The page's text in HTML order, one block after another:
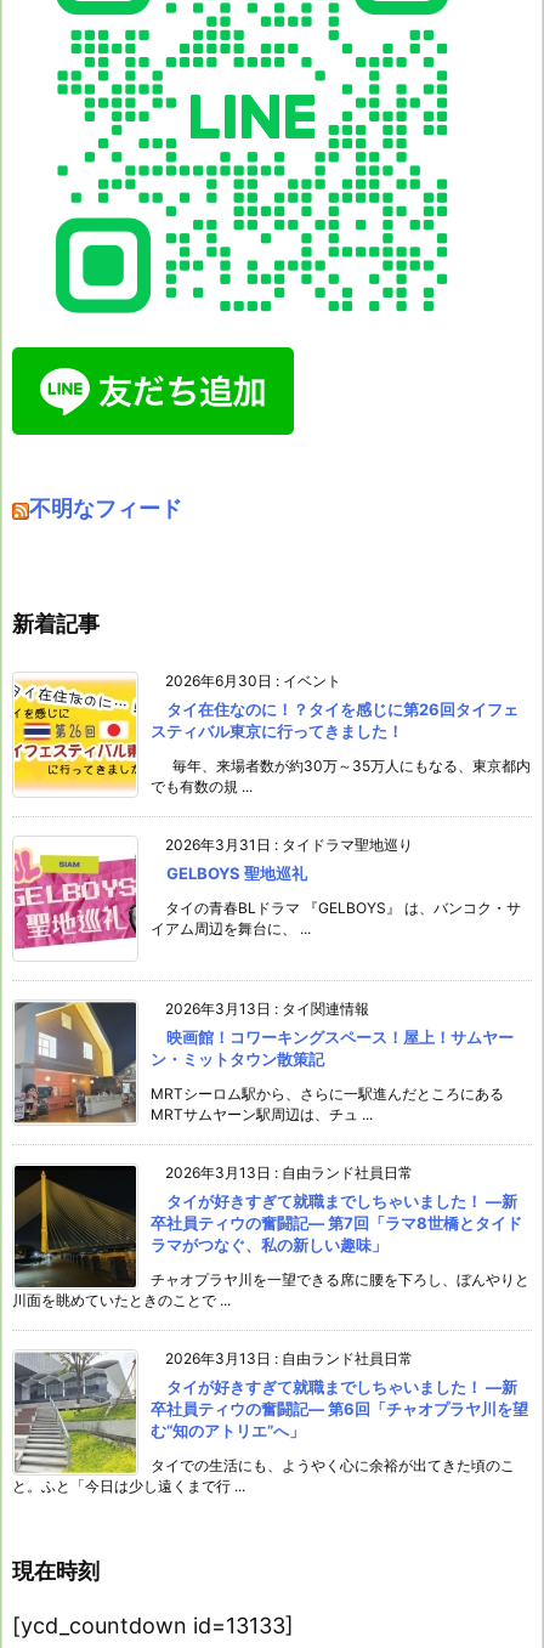
不明なフィード
新着記事
2026年6月30日 : イベント
タイ在住なのに！？タイを感じに第26回タイフェ
スティバル東京に行ってきました！
毎年、来場者数が約30万～35万人にもなる、東京都内
でも有数の規 ...
2026年3月31日 : タイドラマ聖地巡り
GELBOYS 聖地巡礼
タイの青春BLドラマ 『GELBOYS』 は、バンコク・サ
イアム周辺を舞台に、 ...
2026年3月13日 : タイ関連情報
映画館！コワーキングスペース！屋上！サムヤー
ン・ミットタウン散策記
MRTシーロム駅から、さらに一駅進んだところにある
MRTサムヤーン駅周辺は、チュ ...
2026年3月13日 : 自由ランド社員日常
タイが好きすぎて就職までしちゃいました！ ―新
卒社員ティウの奮闘記― 第7回「ラマ8世橋とタイド
ラマがつなぐ、私の新しい趣味」
チャオプラヤ川を一望できる席に腰を下ろし、ぼんやりと
川面を眺めていたときのことで ...
2026年3月13日 : 自由ランド社員日常
タイが好きすぎて就職までしちゃいました！ ―新
卒社員ティウの奮闘記― 第6回「チャオプラヤ川を望
む“知のアトリエ”へ」
タイでの生活にも、ようやく心に余裕が出てきた頃のこ
と。ふと「今日は少し遠くまで行 ...
現在時刻
[ycd_countdown id=13133]